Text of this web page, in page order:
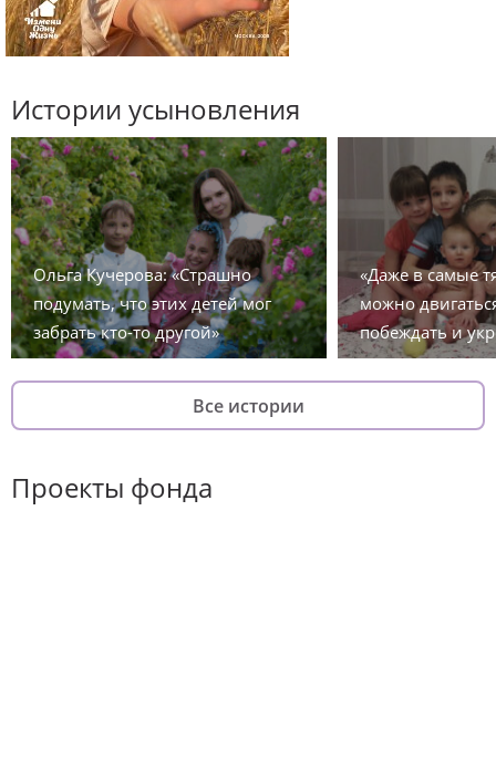
Истории усыновления
Ольга Кучерова: «Страшно
подумать, что этих детей мог
забрать кто-то другой»
«Даже в самые
можно
побеждать и
Все истории
Проекты фонда